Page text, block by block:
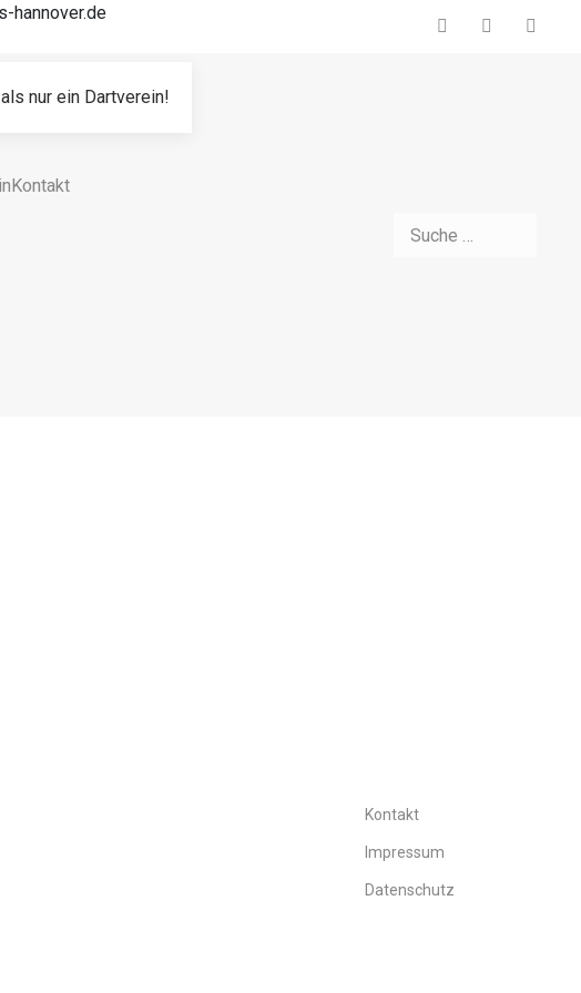
hannover.de
nur ein Dartverein!
Kontakt
Kontakt
Impressum
Datenschutz